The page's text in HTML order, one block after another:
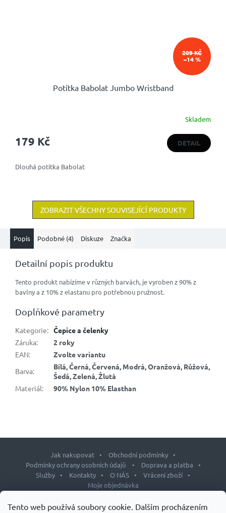
Tento web používá soubory cookie. Dalším procházením
209 KČ
–14 %
Potítka Babolat Jumbo Wristband
Skladem
179 Kč DETAIL
Dlouhá potítka Babolat
ZOBRAZIT VŠECHNY SOUVISEJÍCÍ PRODUKTY
Popis Podobné (4) Diskuze Značka
Detailní popis produktu
Tento produkt nabízíme v různých barvách, je vyroben z 90% z
bavlny a z 10% z elastanu pro potřebnou pružnost.
Doplňkové parametry
Kategorie: Čepice a čelenky
Záruka:
2 roky
EAN:
Zvolte variantu
Barva:
Bílá, Černá, Červená, Modrá, Oranžová, Růžová,
Šedá, Zelená, Žlutá
Materiál: 90% Nylon 10% Elasthan
Jak nakupovat
Obchodní podmínky
Podmínky ochrany osobních údajů
Doprava a platba
Služby
Kontakty O NÁS
Vrácení zboží
Moje objednávka